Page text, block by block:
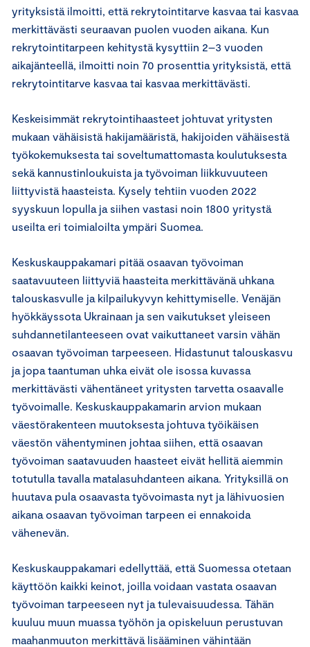
yrityksistä ilmoitti, että rekrytointitarve kasvaa tai kasvaa
merkittävästi seuraavan puolen vuoden aikana. Kun
rekrytointitarpeen kehitystä kysyttiin 2–3 vuoden
aikajänteellä, ilmoitti noin 70 prosenttia yrityksistä, että
rekrytointitarve kasvaa tai kasvaa merkittävästi.
Keskeisimmät rekrytointihaasteet johtuvat yritysten
mukaan vähäisistä hakijamääristä, hakijoiden vähäisestä
työkokemuksesta tai soveltumattomasta koulutuksesta
sekä kannustinloukuista ja työvoiman liikkuvuuteen
liittyvistä haasteista. Kysely tehtiin vuoden 2022
syyskuun lopulla ja siihen vastasi noin 1800 yritystä
useilta eri toimialoilta ympäri Suomea.
Keskuskauppakamari pitää osaavan työvoiman
saatavuuteen liittyviä haasteita merkittävänä uhkana
talouskasvulle ja kilpailukyvyn kehittymiselle. Venäjän
hyökkäyssota Ukrainaan ja sen vaikutukset yleiseen
suhdannetilanteeseen ovat vaikuttaneet varsin vähän
osaavan työvoiman tarpeeseen. Hidastunut talouskasvu
ja jopa taantuman uhka eivät ole isossa kuvassa
merkittävästi vähentäneet yritysten tarvetta osaavalle
työvoimalle. Keskuskauppakamarin arvion mukaan
väestörakenteen muutoksesta johtuva työikäisen
väestön vähentyminen johtaa siihen, että osaavan
työvoiman saatavuuden haasteet eivät hellitä aiemmin
totutulla tavalla matalasuhdanteen aikana. Yrityksillä on
huutava pula osaavasta työvoimasta nyt ja lähivuosien
aikana osaavan työvoiman tarpeen ei ennakoida
vähenevän.
Keskuskauppakamari edellyttää, että Suomessa otetaan
käyttöön kaikki keinot, joilla voidaan vastata osaavan
työvoiman tarpeeseen nyt ja tulevaisuudessa. Tähän
kuuluu muun muassa työhön ja opiskeluun perustuvan
maahanmuuton merkittävä lisääminen vähintään